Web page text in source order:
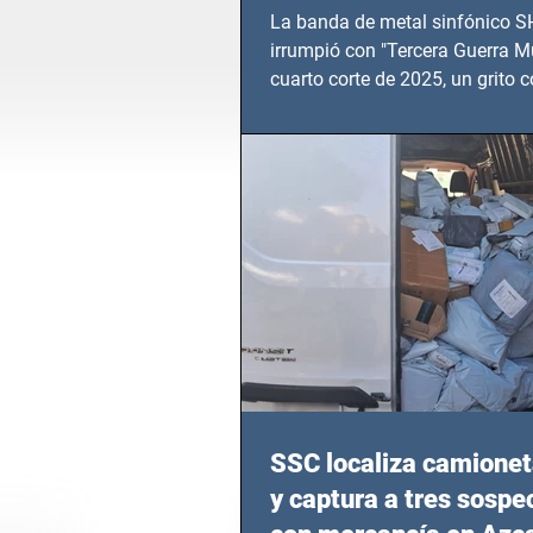
TERCERA GUERRA
La banda de metal sinfónico
irrumpió con "Tercera Guerra
cuarto corte de 2025, un grito
en epicentros bélicos.
SSC localiza
y captura a tres